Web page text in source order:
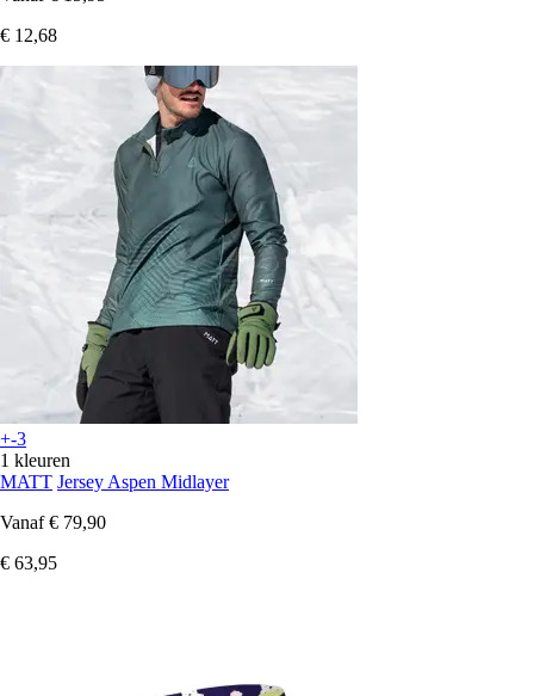
€ 12,68
+-3
1 kleuren
MATT Jersey Aspen Midlayer
Vanaf € 79,90
€ 63,95